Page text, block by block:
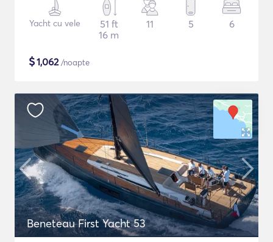
Yacht cu vele
51 ft
16 m
11 5 6
$1,062/noapte
Beneteau First Yacht 53